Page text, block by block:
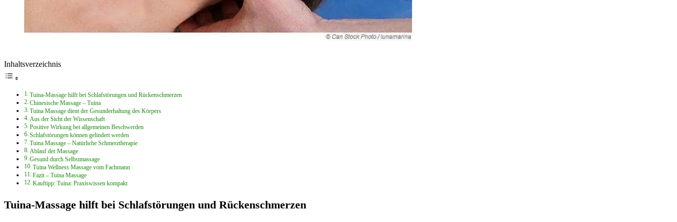
Inhaltsverzeichnis
Tuina-Massage hilft bei Schlafstörungen und Rückenschmerzen
Chinesische Massage – Tuina
Tuina Massage dient der Gesunderhaltung des Körpers
Aus der Sicht der Wissenschaft
Positive Wirkung bei allgemeinen Beschwerden
Schlafstörungen können gelindert werden
Tuina Massage – Natürliche Schmerztherapie
Ablauf der Massage
Gesund durch Selbstmassage
Tuina Wellness Massage vom Fachmann
Fazit – Tuina Massage
Kauftipp: Tuina: Praxiswissen kompakt
Tuina-Massage hilft bei Schlafstörungen und Rückenschmerzen